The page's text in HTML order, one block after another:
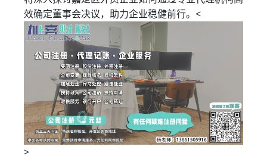
效确定董事会决议，助力企业稳健前行。<
>